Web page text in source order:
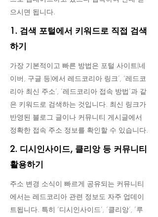
으시면 됩니다.
1. 검색 포털에서 키워드로 직접 검색
하기
가장 기본적이고 빠른 방법은 포털 사이트(네
이버, 구글 등)에서 레드코리아 링크’, ‘레드코
리아 최신 주소’, ‘레드코리아 접속 방법’과 같
은 키워드로 검색하는 것입니다. 최신 링크가
반영된 블로그 글이나 커뮤니티 게시글에서
정확한 접속 주소 정보를 확인할 수 있습니다.
2. 디시인사이드, 클리앙 등 커뮤니티
활용하기
주소 변경 소식이 빠르게 공유되는 커뮤니티
에서는 레드코리아 관련 정보도 자주 업데이
트됩니다. 특히 ‘디시인사이드’, ‘클리앙’, ‘루